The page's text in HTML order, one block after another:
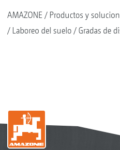
AMAZONE
Productos y
Laboreo del suelo
Gradas de